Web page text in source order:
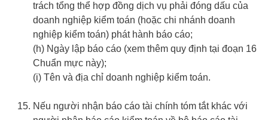
trách tổng thể hợp đồng dịch vụ phải đóng dấu của
doanh nghiệp kiểm toán (hoặc chi nhánh doanh
nghiệp kiểm toán) phát hành báo cáo;
(h) Ngày lập báo cáo (xem thêm quy định tại đoạn 16
Chuẩn mực này);
(i) Tên và địa chỉ doanh nghiệp kiểm toán.
Nếu người nhận báo cáo tài chính tóm tắt khác với